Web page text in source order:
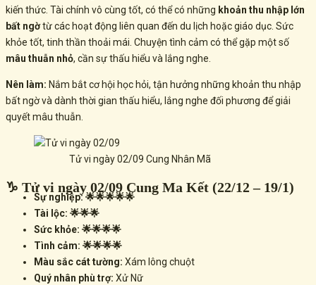
kiến thức. Tài chính vô cùng tốt, có thể có những khoản thu nhập lớn
bất ngờtừ các hoạt động liên quan đến du lịch hoặc giáo dục. Sức
khỏe tốt, tinh thần thoải mái. Chuyện tình cảm có thể gặp một số
mâu thuẫn nhỏ, cần sự thấu hiểu và lắng nghe.
Nên làm: Nắm bắt cơ hội học hỏi, tận hưởng những khoản thu nhập
bất ngờ và dành thời gian thấu hiểu, lắng nghe đối phương để giải
quyết mâu thuẫn.
Tử vi ngày 02/09 Cung Nhân Mã
♑ Tử vi ngày 02/09 Cung Ma Kết (22/12 – 19/1)
Sự nghiệp: 🌟🌟🌟🌟🌟
Tài lộc: 🌟🌟🌟
Sức khỏe: 🌟🌟🌟🌟
Tình cảm: 🌟🌟🌟🌟
Màu sắc cát tường: Xám lông chuột
Quý nhân phù trợ: Xử Nữ